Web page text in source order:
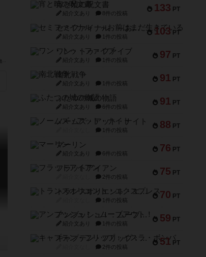
133 PT
宵と暁の呪文書
紹介文あり 8件の投稿
103 PT
セミファイナル ～お前はまだ生きている～
紹介文あり 1件の投稿
97 PT
ワン・トゥ・ファイブ
紹介文あり 1件の投稿
91 PT
南北戦争
紹介文あり 1件の投稿
91 PT
ふたつの城の物語
紹介文あり 6件の投稿
88 PT
ノームズ・アット・ナイト
1件の投稿
76 PT
マーリン
紹介文あり 6件の投稿
75 PT
フラットアイアン
2件の投稿
70 PT
トランスオリエント・エクスプレス
1件の投稿
59 PT
アンブッシュ！：ムーブアウト！
紹介文あり 1件の投稿
51 PT
キャプテン・フリップ：イスラ・ボンバ
2件の投稿